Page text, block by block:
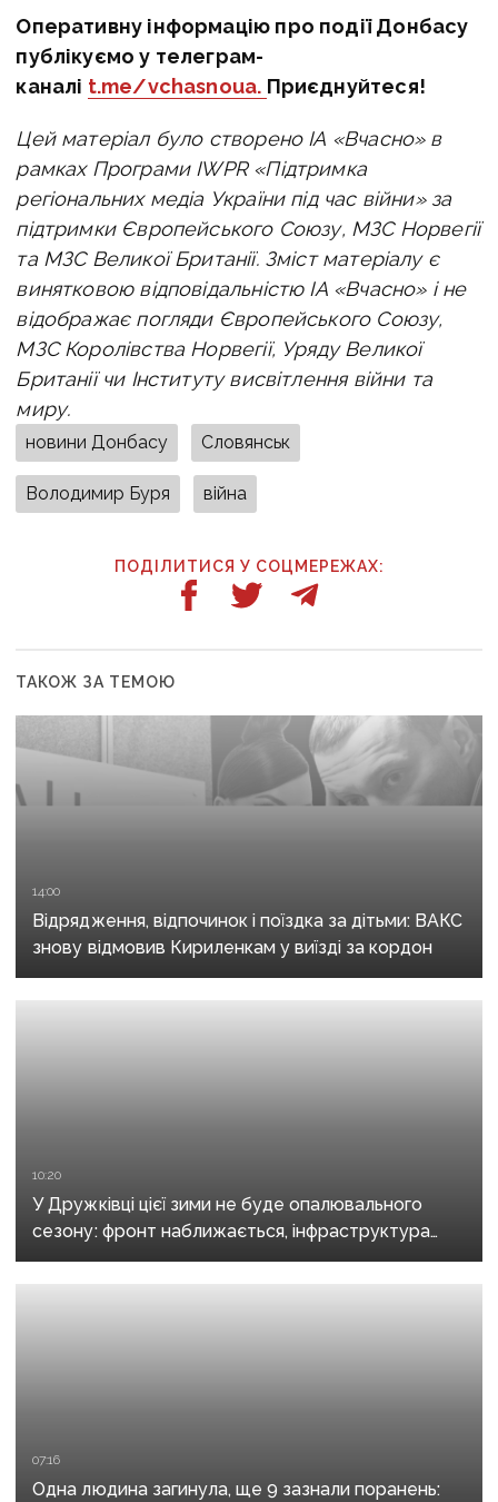
Оперативну інформацію про події Донбасу
публікуємо у телеграм-
каналі t.me/vchasnoua. Приєднуйтеся!
Цей матеріал було створено ІА «Вчасно» в
рамках Програми IWPR «Підтримка
регіональних медіа України під час війни» за
підтримки Європейського Союзу, МЗС Норвегії
та МЗС Великої Британії. Зміст матеріалу є
винятковою відповідальністю ІА «Вчасно» i не
відображає погляди Європейського Союзу,
МЗС Королівства Норвегії, Уряду Великої
Британії чи Інституту висвітлення війни та
миру.
новини Донбасу Словянськ
Володимир Буря війна
ПОДІЛИТИСЯ У СОЦМЕРЕЖАХ:
ТАКОЖ ЗА ТЕМОЮ
14:00
Відрядження, відпочинок і поїздка за дітьми: ВАКС
знову відмовив Кириленкам у виїзді за кордон
10:20
У Дружківці цієї зими не буде опалювального
сезону: фронт наближається, інфраструктура
критично зруйнована
07:16
Одна людина загинула, ще 9 зазнали поранень: